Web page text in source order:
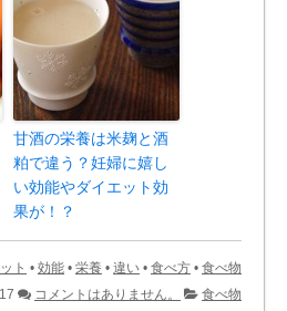
甘酒の栄養は米麹と酒
粕で違う？妊婦に嬉し
い効能やダイエット効
果が！？
ト • 効能 • 栄養 • 違い • 食べ方 • 食べ物
コメントはありません。 食べ物